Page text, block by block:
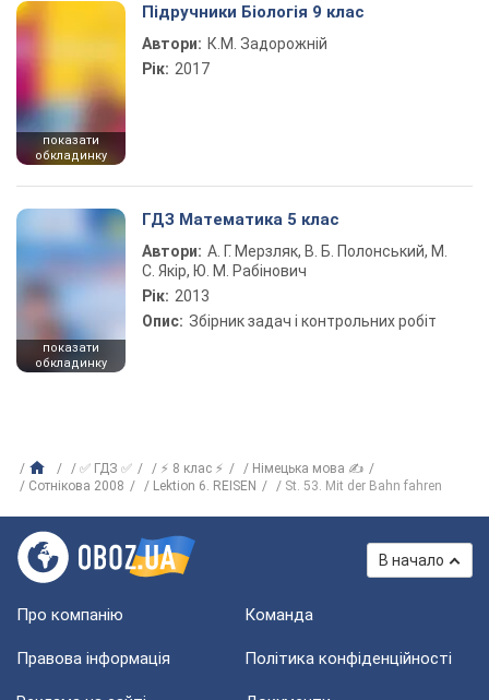
показати
обкладинку
Підручники Біологія 9 клас
Автори: К.М. Задорожній
Рік: 2017
показати
обкладинку
ГДЗ Математика 5 клас
Автори: А. Г. Мерзляк, В. Б. Полонський, М.
С. Якір, Ю. М. Рабінович
Рік: 2013
Опис: Збірник задач і контрольних робіт
✅ ГДЗ ✅ ⚡ 8 клас ⚡
Німецька мова ✍
Сотнікова 2008
Lektion 6. REISEN St. 53. Mit der Bahn fahren
В начало
Про компанію Команда
Правова інформація Політика конфіденційності